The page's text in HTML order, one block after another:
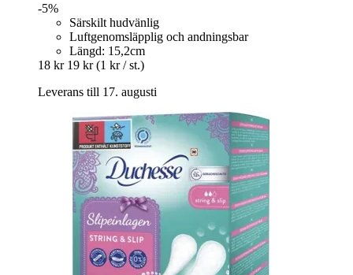
-5%
Särskilt hudvänlig
Luftgenomsläpplig och andningsbar
Längd: 15,2cm
18 kr 19 kr (1 kr / st.)
Leverans till 17. augusti